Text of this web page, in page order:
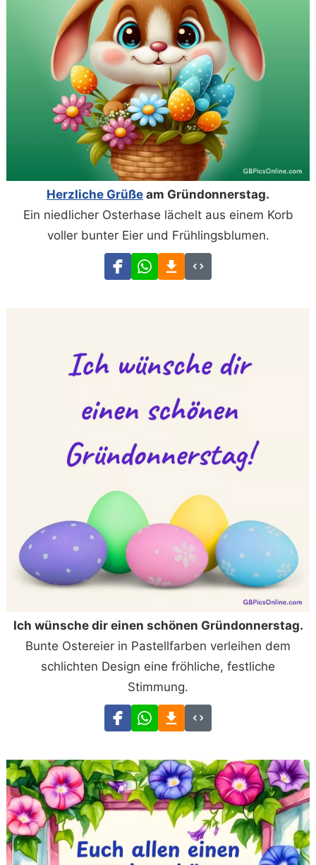
Herzliche Grüße am Gründonnerstag.
Ein niedlicher Osterhase lächelt aus einem Korb
voller bunter Eier und Frühlingsblumen.
Ich wünsche dir einen schönen Gründonnerstag.
Bunte Ostereier in Pastellfarben verleihen dem
schlichten Design eine fröhliche, festliche
Stimmung.